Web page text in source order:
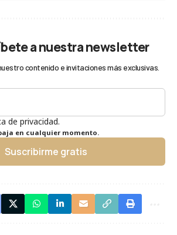
a nuestra newsletter
contenido e invitaciones más exclusivas.
de privacidad.
en cualquier momento.
Suscribirme gratis